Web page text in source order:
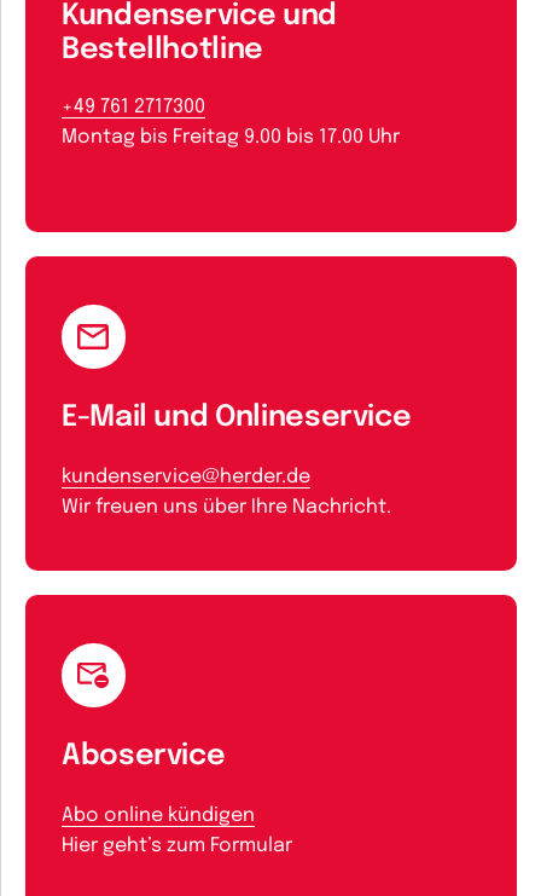
Kundenservice und
Bestellhotline
+49 761 2717300
Montag bis Freitag 9.00 bis 17.00 Uhr
E-Mail und Onlineservice
kundenservice@herder.de
Wir freuen uns über Ihre Nachricht.
Aboservice
Abo online kündigen
Hier geht’s zum Formular